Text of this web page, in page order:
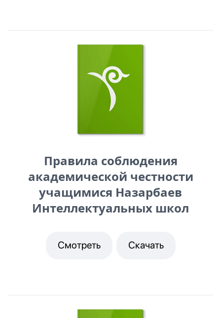
Правила соблюдения
академической честности
учащимися Назарбаев
Интеллектуальных школ
Смотреть Скачать